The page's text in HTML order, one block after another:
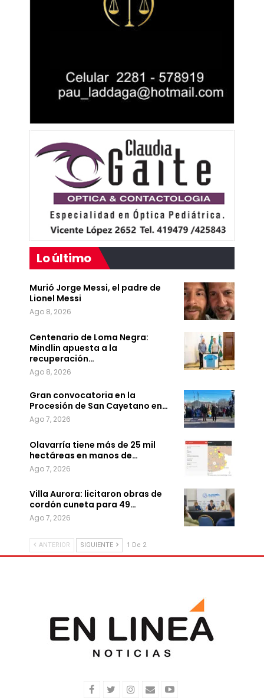
Lo último
Murió Jorge Messi, el padre de
Lionel Messi
Ago 8, 2026
Centenario de Loma Negra:
Mindlin apuesta a la
recuperación…
Ago 8, 2026
Gran convocatoria en la
Procesión de San Cayetano en…
Ago 7, 2026
Olavarría tiene más de 25 mil
hectáreas en manos de…
Ago 7, 2026
Villa Aurora: licitaron obras de
cordón cuneta para 49…
Ago 7, 2026
ANTERIOR SIGUIENTE 1 De 2